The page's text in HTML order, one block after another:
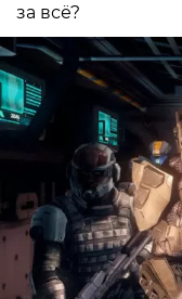
за всё?